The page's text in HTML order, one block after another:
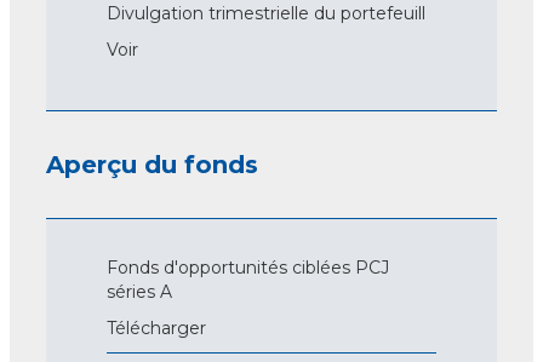
Divulgation trimestrielle du portefeuill
Voir
Aperçu du fonds
Fonds d'opportunités ciblées PCJ
séries A
Télécharger